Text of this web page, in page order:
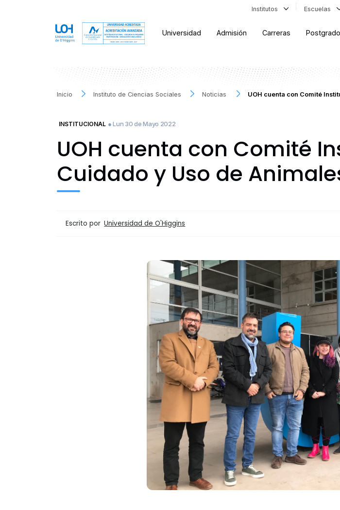
Institutos Escuelas
Universidad Admisión Carreras Postgrado
Inicio Instituto de Ciencias Sociales Noticias UOH cuenta con Comité
INSTITUCIONAL ● Lun 30 de Mayo 2022
UOH cuenta con Comité
Cuidado y Uso de
Escrito por Universidad de O'Higgins